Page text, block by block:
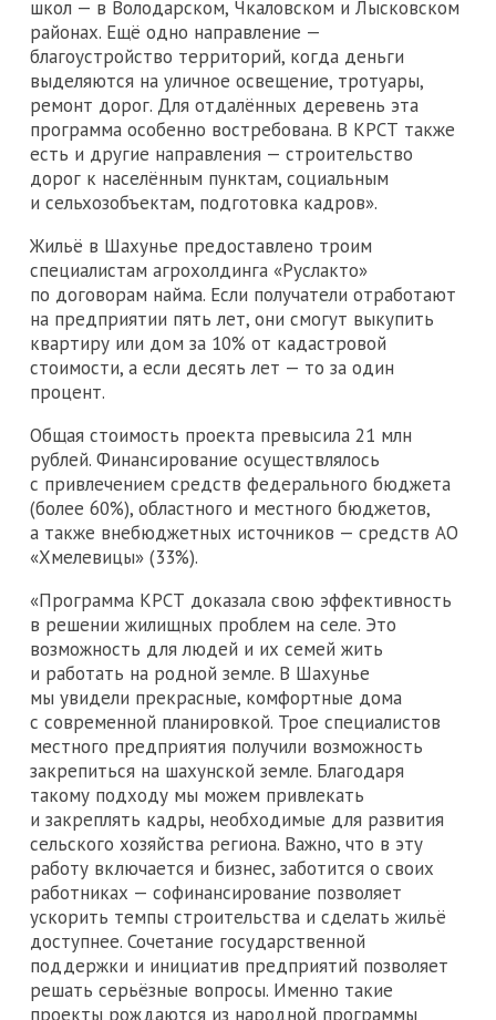
школ — в Володарском, Чкаловском и Лысковском
районах. Ещё одно направление —
благоустройство территорий, когда деньги
выделяются на уличное освещение, тротуары,
ремонт дорог. Для отдалённых деревень эта
программа особенно востребована. В КРСТ также
есть и другие направления — строительство
дорог к населённым пунктам, социальным
и сельхозобъектам, подготовка кадров».
Жильё в Шахунье предоставлено троим
специалистам агрохолдинга «Руслакто»
по договорам найма. Если получатели отработают
на предприятии пять лет, они смогут выкупить
квартиру или дом за 10% от кадастровой
стоимости, а если десять лет — то за один
процент.
Общая стоимость проекта превысила 21 млн
рублей. Финансирование осуществлялось
с привлечением средств федерального бюджета
(более 60%), областного и местного бюджетов,
а также внебюджетных источников — средств АО
«Хмелевицы» (33%).
«Программа КРСТ доказала свою эффективность
в решении жилищных проблем на селе. Это
возможность для людей и их семей жить
и работать на родной земле. В Шахунье
мы увидели прекрасные, комфортные дома
с современной планировкой. Трое специалистов
местного предприятия получили возможность
закрепиться на шахунской земле. Благодаря
такому подходу мы можем привлекать
и закреплять кадры, необходимые для развития
сельского хозяйства региона. Важно, что в эту
работу включается и бизнес, заботится о своих
работниках — софинансирование позволяет
ускорить темпы строительства и сделать жильё
доступнее. Сочетание государственной
поддержки и инициатив предприятий позволяет
решать серьёзные вопросы. Именно такие
проекты рождаются из народной программы